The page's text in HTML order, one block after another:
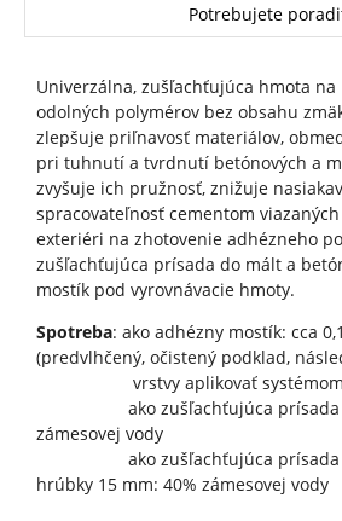
Potrebujete
Univerzálna, zušľachťujúca hmota na
odolných polymérov bez obsahu
zlepšuje priľnavosť materiálov,
pri tuhnutí a tvrdnutí betónových a
zvyšuje ich pružnosť, znižuje
spracovateľnosť cementom
exteriéri na zhotovenie adhézneho
zušľachťujúca prísada do mált a
mostík pod vyrovnávacie hmoty.
Spotreba: ako adhézny mostík: cca
(predvlhčený, očistený podklad,
vrstvy aplikovať systémom
ako zušľachťujúca prísada
zámesovej vody
ako zušľachťujúca prísada
hrúbky 15 mm: 40% zámesovej vody